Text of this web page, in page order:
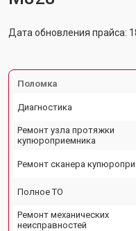
Дата обновления прайса:
Поломка
Диагностика
Ремонт узла протяжки
купюроприемника
Ремонт сканера
Полное ТО
Ремонт механических
неисправностей